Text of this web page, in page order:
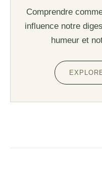
Comprendre
influence notre
humeur et